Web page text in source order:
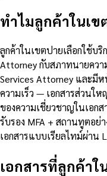
ทำไมลูกค้าในเข
ลูกค้าในเขตปายเลือกใช้บ
Attorney กับสภาทนายคว
Services Attorney และมี
ความเร็ว — เอกสารส่วนให
ของความเชี่ยวชาญในเอก
รับรอง MFA + สถานทูตอย่
เอกสารแบบเรียลไทม์ผ่าน
เอกสารที่ลูกค้า